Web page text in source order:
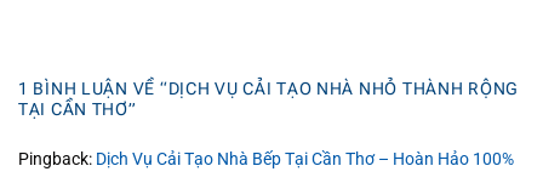
1 BÌNH LUẬN VỀ “DỊCH VỤ CẢI TẠO NHÀ NHỎ THÀNH RỘNG
TẠI CẦN THƠ”
Pingback: Dịch Vụ Cải Tạo Nhà Bếp Tại Cần Thơ – Hoàn Hảo 100%